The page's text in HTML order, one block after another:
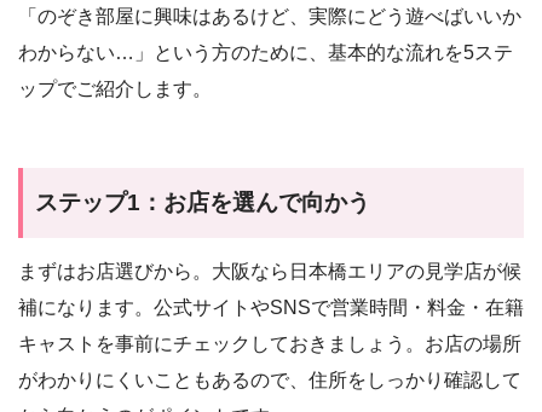
「のぞき部屋に興味はあるけど、実際にどう遊べばいいか
わからない…」という方のために、基本的な流れを5ステ
ップでご紹介します。
ステップ1：お店を選んで向かう
まずはお店選びから。大阪なら日本橋エリアの見学店が候
補になります。公式サイトやSNSで営業時間・料金・在籍
キャストを事前にチェックしておきましょう。お店の場所
がわかりにくいこともあるので、住所をしっかり確認して